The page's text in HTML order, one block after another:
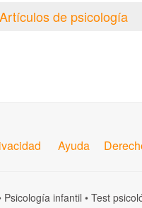
Artículos de psicología
Ayuda
Psicología infantil • Test